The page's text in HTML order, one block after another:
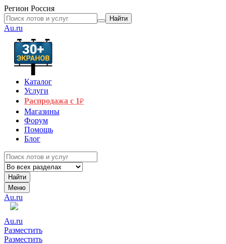
Регион Россия
Найти
Au.ru
Каталог
Услуги
Распродажа с 1₽
Магазины
Форум
Помощь
Блог
Найти
Меню
Au.ru
Au.ru
Разместить
Разместить